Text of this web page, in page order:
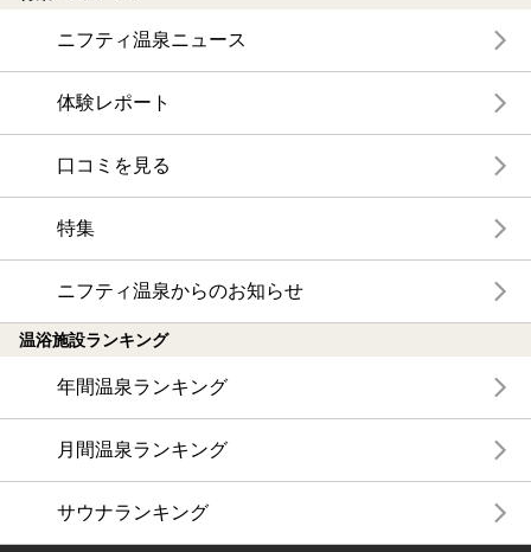
ニフティ温泉ニュース
体験レポート
口コミを見る
特集
ニフティ温泉からのお知らせ
温浴施設ランキング
年間温泉ランキング
月間温泉ランキング
サウナランキング